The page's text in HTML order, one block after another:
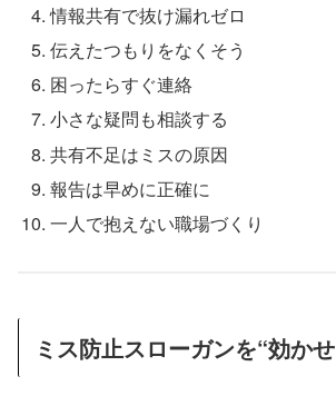
情報共有で抜け漏れゼロ
伝えたつもりをなくそう
困ったらすぐ連絡
小さな疑問も相談する
共有不足はミスの原因
報告は早めに正確に
一人で抱えない職場づくり
ミス防止スローガンを“効か